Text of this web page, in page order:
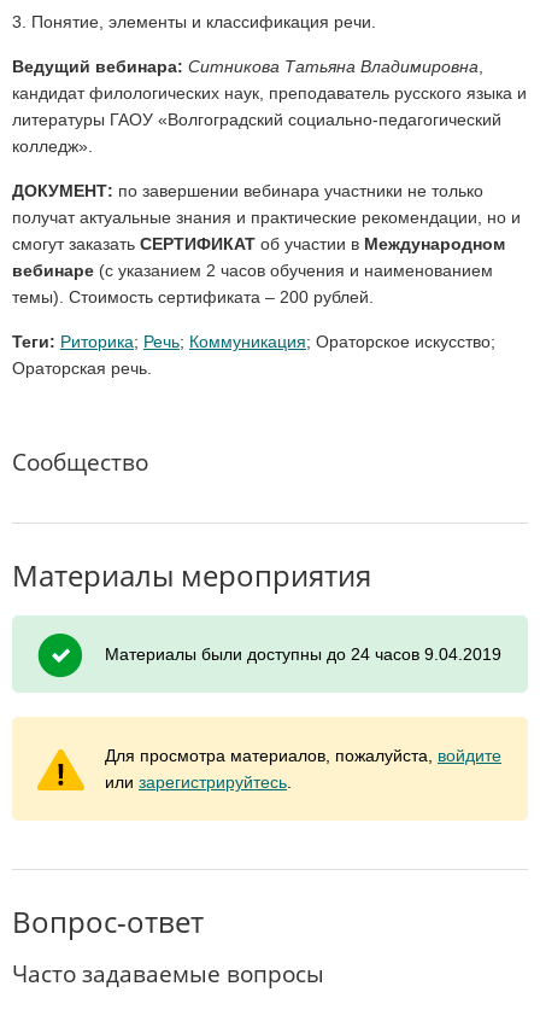
3. Понятие, элементы и классификация речи.
Ведущий вебинара: Ситникова Татьяна Владимировна,
кандидат филологических наук, преподаватель русского языка и
литературы ГАОУ «Волгоградский социально-педагогический
колледж».
ДОКУМЕНТ: по завершении вебинара участники не только
получат актуальные знания и практические рекомендации, но и
смогут заказать СЕРТИФИКАТ об участии в Международном
вебинаре (с указанием 2 часов обучения и наименованием
темы). Стоимость сертификата – 200 рублей.
Теги: Риторика; Речь; Коммуникация; Ораторское искусство;
Ораторская речь.
Сообщество
Материалы мероприятия
Материалы были доступны до 24 часов 9.04.2019
Для просмотра материалов, пожалуйста, войдите
или зарегистрируйтесь.
Вопрос-ответ
Часто задаваемые вопросы